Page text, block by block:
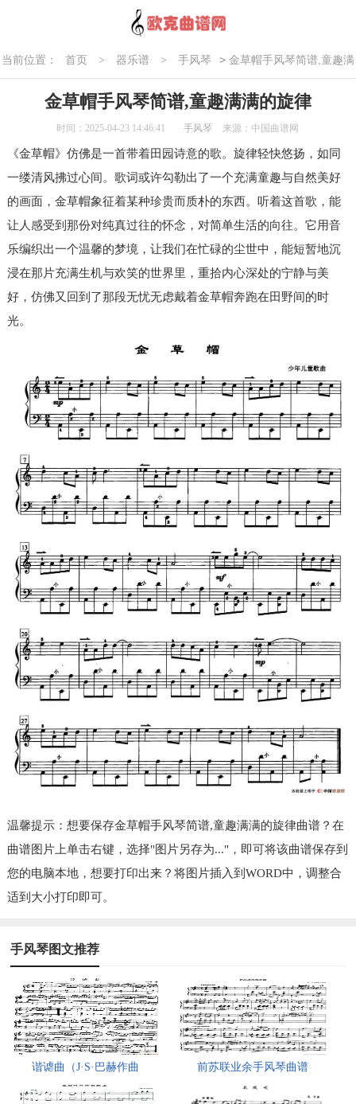
当前位置： 首页 > 器乐谱 > 手风琴 > 金草帽手风琴简谱,童趣满
金草帽手风琴简谱,童趣满满的旋律
时间：2025-04-23 14:46:41 手风琴 来源：中国曲谱网
《金草帽》仿佛是一首带着田园诗意的歌。旋律轻快悠扬，如同
一缕清风拂过心间。歌词或许勾勒出了一个充满童趣与自然美好
的画面，金草帽象征着某种珍贵而质朴的东西。听着这首歌，能
让人感受到那份对纯真过往的怀念，对简单生活的向往。它用音
乐编织出一个温馨的梦境，让我们在忙碌的尘世中，能短暂地沉
浸在那片充满生机与欢笑的世界里，重拾内心深处的宁静与美
好，仿佛又回到了那段无忧无虑戴着金草帽奔跑在田野间的时
光。
温馨提示：想要保存金草帽手风琴简谱,童趣满满的旋律曲谱？在
曲谱图片上单击右键，选择"图片另存为..."，即可将该曲谱保存到
您的电脑本地，想要打印出来？将图片插入到WORD中，调整合
适到大小打印即可。
手风琴图文推荐
谐谑曲（J·S·巴赫作曲 前苏联业余手风琴曲谱